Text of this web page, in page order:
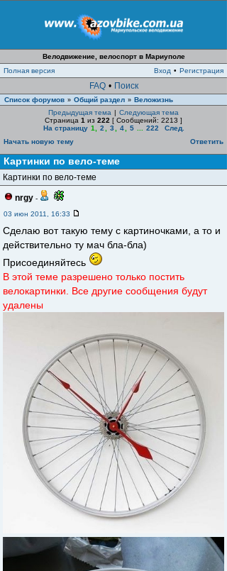
Велодвижение, велоспорт в Мариуполе
Полная версия
Вход • Регистрация
FAQ • Поиск
Список форумов » Общий раздел » Веложизнь
Предыдущая тема | Следующая тема
Страница 1 из 222 [ Сообщений: 2213 ]
На страницу 1 2 3 4 5 222
След.
Начать новую тему
Ответить
Картинки по вело-теме
Картинки по вело-теме
nrgy -
03 июн 2011, 16:33
Сделаю вот такую тему с картиночками, а то и
действительно ту мач бла-бла)
Присоединяйтесь
В этой теме разрешено только постить
велокартинки. Все другие сообщения будут
удалены